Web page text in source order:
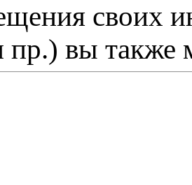
своих
пр.) вы также